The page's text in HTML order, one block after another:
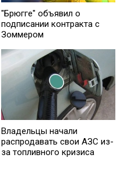
"Брюгге" объявил о
подписании контракта с
Зоммером
Владельцы начали
распродавать свои АЗС из-
за топливного кризиса